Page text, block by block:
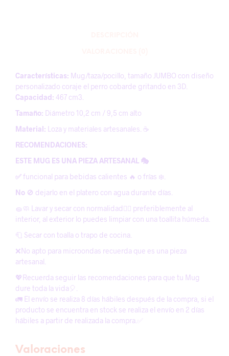
Características: Mug/taza/pocillo, tamaño JUMBO con diseño
personalizado coraje el perro cobarde gritando en 3D.
Capacidad: 467 cm3.
Tamaño: Diámetro 10,2 cm / 9,5 cm alto
Material: Loza y materiales artesanales. ☕️
RECOMENDACIONES:
ESTE MUG ES UNA PIEZA ARTESANAL 🎭
✅funcional para bebidas calientes 🔥 o frías ❄️.
No 🚫 dejarlo en el platero con agua durante días.
🧽🧼 Lavar y secar con normalidad😶‍🌫️ preferiblemente al
interior, al exterior lo puedes limpiar con una toallita húmeda.
🧻 Secar con toalla o trapo de cocina.
❌No apto para microondas recuerda que es una pieza
artesanal.
💖Recuerda seguir las recomendaciones para que tu Mug
dure toda la vida🎈.
🚛 El envío se realiza 8 días hábiles después de la compra, si el
producto se encuentra en stock se realiza el envío en 2 días
hábiles a partir de realizada la compra.✅
Valoraciones